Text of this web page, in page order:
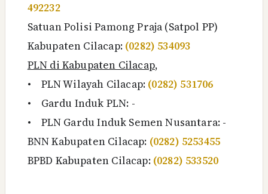
492232
Satuan Polisi Pamong Praja (Satpol PP)
Kabupaten Cilacap: (0282) 534093
PLN di Kabupaten Cilacap,
•
PLN Wilayah Cilacap: (0282) 531706
•
Gardu Induk PLN: -
•
PLN Gardu Induk Semen Nusantara: -
BNN Kabupaten Cilacap: (0282) 5253455
BPBD Kabupaten Cilacap: (0282) 533520